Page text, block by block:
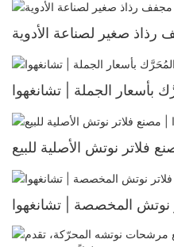
صغير لصناعة الأدوية
بأسعار الجملة | تشانغهوا
فلاتر نوتش الأصلية للبيع
نوتش المخصصة | تشانغهوا